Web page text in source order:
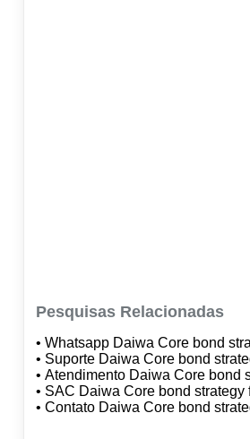
Pesquisas Relacionadas
• Whatsapp Daiwa Core bond
of daiwa discovery fund series
• Suporte Daiwa Core bond
daiwa discovery fund series
• Atendimento Daiwa Core bond
trust of daiwa discovery fund
• SAC Daiwa Core bond strategy
daiwa discovery fund series
• Contato Daiwa Core bond